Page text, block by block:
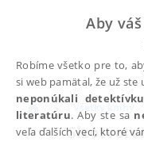
Aby
Robíme všetko pre to,
si web pamätal, že už ste
neponúkali detektívku
literatúru. Aby ste sa
veľa ďalších vecí, ktoré